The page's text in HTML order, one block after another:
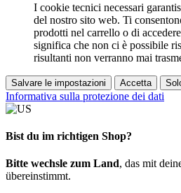
I cookie tecnici necessari
del nostro sito web. Ti
prodotti nel carrello o di
significa che non ci è possibile
risultanti non verranno mai
Salvare le impostazioni Accetta
Informativa sulla protezione dei dati
Bist du im richtigen Shop?
Bitte wechsle zum Land, das mit
übereinstimmt.